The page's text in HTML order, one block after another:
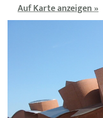
Auf Karte anzeigen »